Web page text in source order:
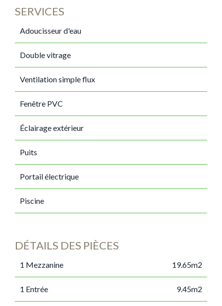
SERVICES
Adoucisseur d'eau
Double vitrage
Ventilation simple flux
Fenêtre PVC
Éclairage extérieur
Puits
Portail électrique
Piscine
DÉTAILS DES PIÈCES
1 Mezzanine 19.65m2
1 Entrée 9.45m2